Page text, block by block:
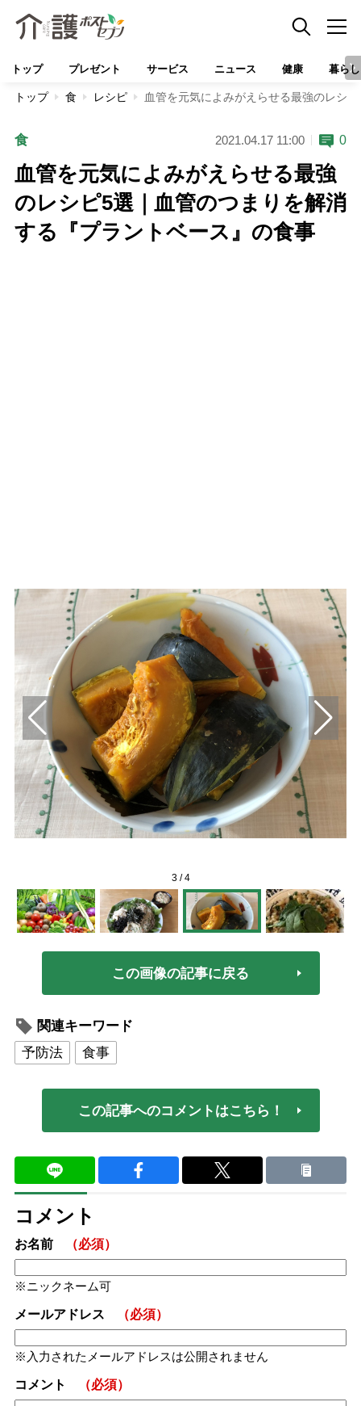
トップ プレゼント サービス ニュース 健康 暮らし
トップ 食 レシピ 血管を元気によみがえらせる最強のレシ
食 2021.04.17 11:00 0
血管を元気によみがえらせる最強
のレシピ5選｜血管のつまりを解消
する『プラントベース』の食事
3/4
この画像の記事に戻る
関連キーワード
予防法
食事
この記事へのコメントはこちら！
コメント
お名前 （必須）
ニックネーム可
メールアドレス （必須）
入力されたメールアドレスは公開されません
コメント （必須）